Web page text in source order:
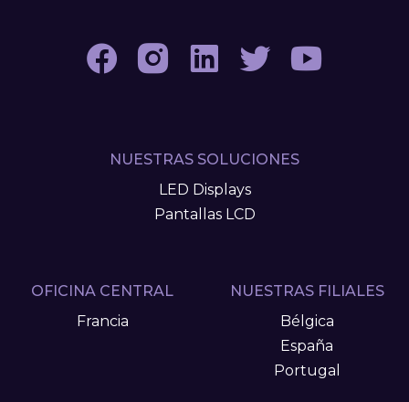
NUESTRAS SOLUCIONES
LED Displays
Pantallas LCD
OFICINA CENTRAL
Francia
NUESTRAS FILIALES
Bélgica
España
Portugal